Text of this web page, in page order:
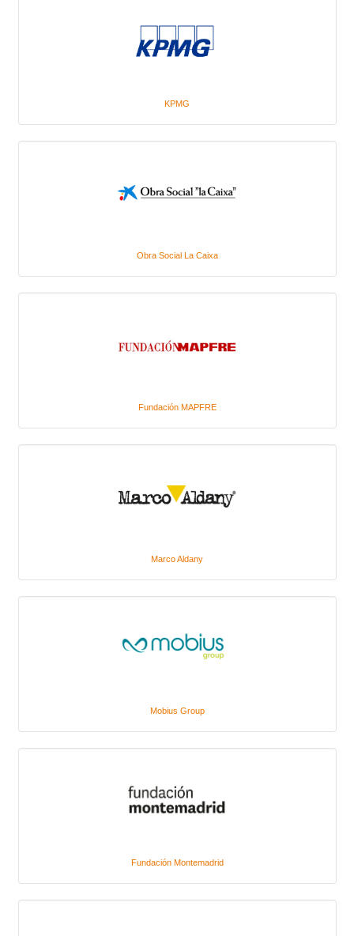
KPMG
Obra Social La Caixa
Fundación MAPFRE
Marco Aldany
Mobius Group
Fundación Montemadrid